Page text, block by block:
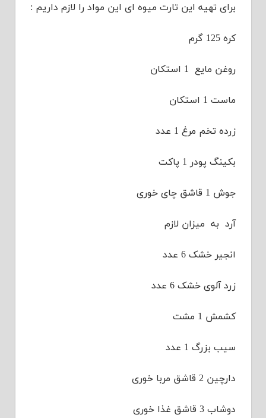
برای تهیه این تارت میوه ای این مواد را لازم داریم :
کره 125 گرم
روغن مایع 1 استکان
ماست 1 استکان
زرده تخم مرغ 1 عدد
بکینگ پودر 1 پاکت
جوش 1 قاشق چای خوری
آرد به میزان لازم
انجیر خشک 6 عدد
زرد آلوی خشک 6 عدد
کشمش 1 مشت
سیب بزرگ 1 عدد
دارچین 2 قاشق مربا خوری
دوشاب 3 قاشق غذا خوری